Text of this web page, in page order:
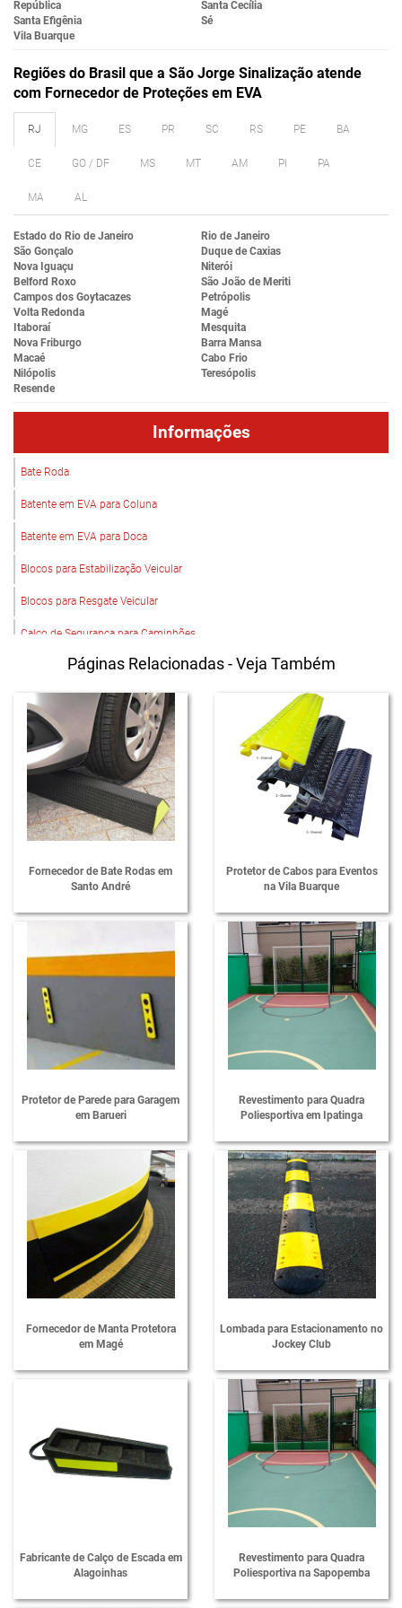
República
Santa Cecília
Santa Efigênia
Sé
Vila Buarque
Regiões do Brasil que a São Jorge Sinalização atende
com Fornecedor de Proteções em EVA
RJ MG ES PR SC RS PE BA
CE GO / DF MS MT AM PI PA
MA AL
Estado do Rio de Janeiro
Rio de Janeiro
São Gonçalo
Duque de Caxias
Nova Iguaçu
Niterói
Belford Roxo
São João de Meriti
Campos dos Goytacazes
Petrópolis
Volta Redonda
Magé
Itaboraí
Mesquita
Nova Friburgo
Barra Mansa
Macaé
Cabo Frio
Nilópolis
Teresópolis
Resende
Informações
Bate Roda
Batente em EVA para Coluna
Batente em EVA para Doca
Blocos para Estabilização Veicular
Blocos para Resgate Veicular
Calço de Segurança para Caminhões
Calço para Pneus de Caminhão
Cantoneira em EVA para Estacionamento
Cunha Escalonada
Cunha para Resgate Veicular
EVA Para Estacionamento
Fabricante de Calço de Escada
Fornecedor de Bate Rodas
Fornecedor de Limitador de Vaga
Fornecedor de Limitadores de Vagas
Fornecedor de Lombada para Garagem
Fornecedor de Manta Protetora
Fornecedor de Protetor de Para-choque
Fornecedor de Protetor de Quina
Fornecedor de Protetores de Cabos
Fornecedor de Proteção de Colunas
Fornecedor de Proteções em EVA
Fornecedor de Quebra Mola
Limitador de Vaga para Estacionamento
Limitador de Vaga para Garagem Preço
Lombada de Borracha para Estacionamento
Lombada em Borracha para Condomínio
Lombada para Estacionamento
Passa Cabos Protetores de Cabos
Protetor de Cabos para Eventos
Páginas Relacionadas - Veja Também
Fornecedor de Bate Rodas em
Santo André
Protetor de Cabos para Eventos
na Vila Buarque
Protetor de Parede para Garagem
em Barueri
Revestimento para Quadra
Poliesportiva em Ipatinga
Fornecedor de Manta Protetora
em Magé
Lombada para Estacionamento no
Jockey Club
Fabricante de Calço de Escada em
Alagoinhas
Revestimento para Quadra
Poliesportiva na Sapopemba